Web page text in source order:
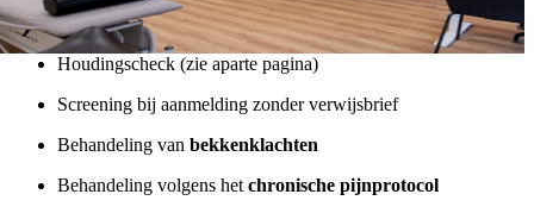
Houdingscheck (zie aparte pagina)
Screening bij aanmelding zonder verwijsbrief
Behandeling van bekkenklachten
Behandeling volgens het chronische pijnprotocol